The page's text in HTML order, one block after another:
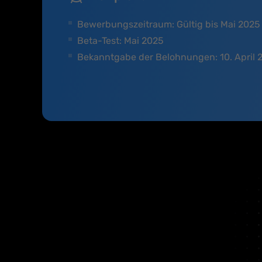
Bewerbungszeitraum: Gültig bis Mai 2025
Beta-Test: Mai 2025
Bekanntgabe der Belohnungen: 10. April